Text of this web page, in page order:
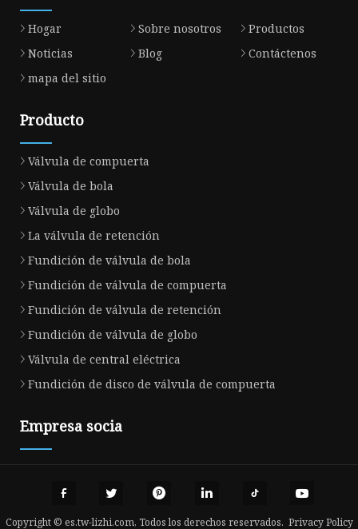
Hogar Sobre nosotros
Productos
Noticias
Blog
Contáctenos
mapa del sitio
Producto
Válvula de compuerta
Válvula de bola
Válvula de globo
La válvula de retención
Fundición de válvula de bola
Fundición de válvula de compuerta
Fundición de válvula de retención
Fundición de válvula de globo
Válvula de central eléctrica
Fundición de disco de válvula de compuerta
Empresa socia
Copyright © es.tw-lizhi.com, Todos los derechos reservados. Privacy Policy